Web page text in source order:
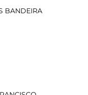
BANDEIRA